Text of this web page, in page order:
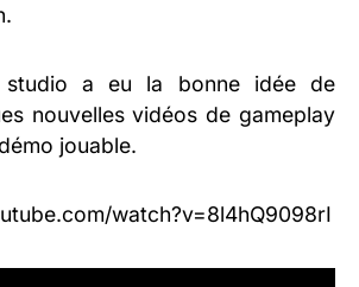
a eu la bonne idée de
nouvelles vidéos de gameplay
jouable.
watch?v=8l4hQ9098rI